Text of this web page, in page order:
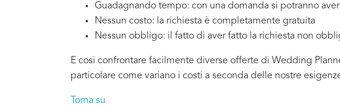
Guadagnando tempo: con una domanda si potranno
Nessun costo: la richiesta è completamente gratuita
Nessun obbligo: il fatto di aver fatto la richiesta non
E cosi confrontare facilmente diverse offerte di Wedding
particolare come variano i costi a seconda delle nostre
Torna su